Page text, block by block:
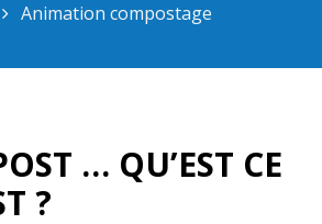
Animation compostage
… QU’EST CE
?